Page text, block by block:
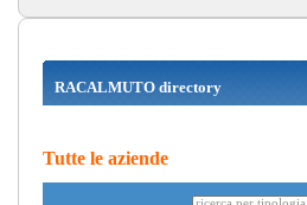
RACALMUTO directory
Tutte le aziende